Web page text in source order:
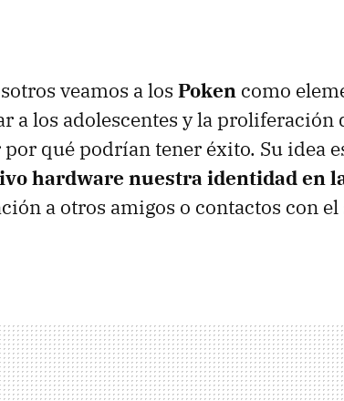
veamos a los Poken como
a los adolescentes y la proliferación
qué podrían tener éxito. Su idea
hardware nuestra identidad en
a otros amigos o contactos con